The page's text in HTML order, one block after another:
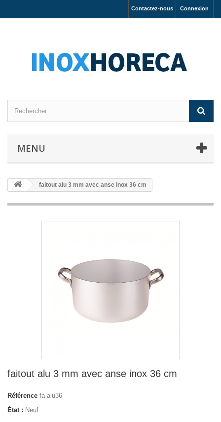
Connexion
Contactez-nous
MENU
faitout alu 3 mm avec anse inox 36 cm
faitout alu 3 mm avec anse inox 36 cm
Référence fa-alu36
État : Neuf